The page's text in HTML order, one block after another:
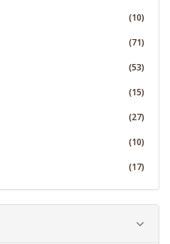
(10)
(71)
(53)
(15)
(27)
(10)
(17)